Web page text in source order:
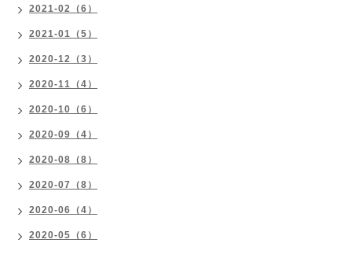
2021-02（6）
2021-01（5）
2020-12（3）
2020-11（4）
2020-10（6）
2020-09（4）
2020-08（8）
2020-07（8）
2020-06（4）
2020-05（6）